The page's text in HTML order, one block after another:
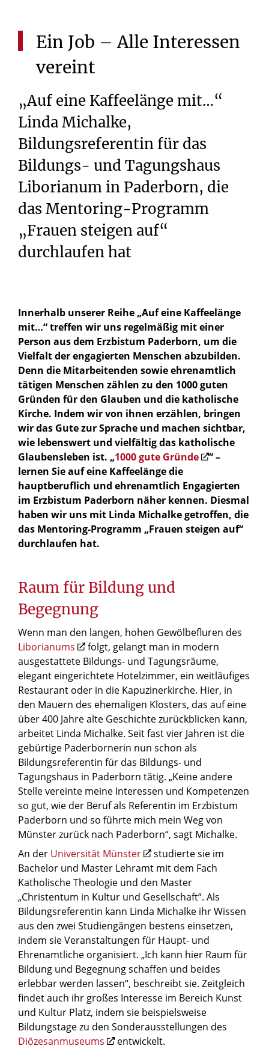
Ein Job – Alle Interessen
vereint
„Auf eine Kaffeelänge mit…“
Linda Michalke,
Bildungsreferentin für das
Bildungs- und Tagungshaus
Liborianum in Paderborn, die
das Mentoring-Programm
„Frauen steigen auf“
durchlaufen hat
Innerhalb unserer Reihe „Auf eine Kaffeelänge
mit…“ treffen wir uns regelmäßig mit einer
Person aus dem Erzbistum Paderborn, um die
Vielfalt der engagierten Menschen abzubilden.
Denn die Mitarbeitenden sowie ehrenamtlich
tätigen Menschen zählen zu den 1000 guten
Gründen für den Glauben und die katholische
Kirche. Indem wir von ihnen erzählen, bringen
wir das Gute zur Sprache und machen sichtbar,
wie lebenswert und vielfältig das katholische
Glaubensleben ist. „1000 gute Gründe
“ –
lernen Sie auf eine Kaffeelänge die
hauptberuflich und ehrenamtlich Engagierten
im Erzbistum Paderborn näher kennen. Diesmal
haben wir uns mit Linda Michalke getroffen, die
das Mentoring-Programm „Frauen steigen auf“
durchlaufen hat.
Raum für Bildung und
Begegnung
Wenn man den langen, hohen Gewölbefluren des
Liborianums
folgt, gelangt man in modern
ausgestattete Bildungs- und Tagungsräume,
elegant eingerichtete Hotelzimmer, ein weitläufiges
Restaurant oder in die Kapuzinerkirche. Hier, in
den Mauern des ehemaligen Klosters, das auf eine
über 400 Jahre alte Geschichte zurückblicken kann,
arbeitet Linda Michalke. Seit fast vier Jahren ist die
gebürtige Paderbornerin nun schon als
Bildungsreferentin für das Bildungs- und
Tagungshaus in Paderborn tätig. „Keine andere
Stelle vereinte meine Interessen und Kompetenzen
so gut, wie der Beruf als Referentin im Erzbistum
Paderborn und so führte mich mein Weg von
Münster zurück nach Paderborn“, sagt Michalke.
An der Universität Münster
studierte sie im
Bachelor und Master Lehramt mit dem Fach
Katholische Theologie und den Master
„Christentum in Kultur und Gesellschaft“. Als
Bildungsreferentin kann Linda Michalke ihr Wissen
aus den zwei Studiengängen bestens einsetzen,
indem sie Veranstaltungen für Haupt- und
Ehrenamtliche organisiert. „Ich kann hier Raum für
Bildung und Begegnung schaffen und beides
erlebbar werden lassen“, beschreibt sie. Zeitgleich
findet auch ihr großes Interesse im Bereich Kunst
und Kultur Platz, indem sie beispielsweise
Bildungstage zu den Sonderausstellungen des
Diözesanmuseums
entwickelt.